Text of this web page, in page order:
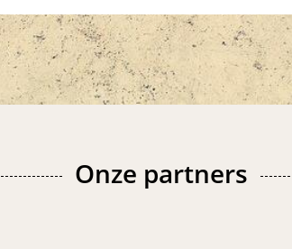
Onze partners